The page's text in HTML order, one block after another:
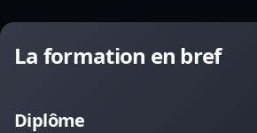
La formation en bref
Diplôme